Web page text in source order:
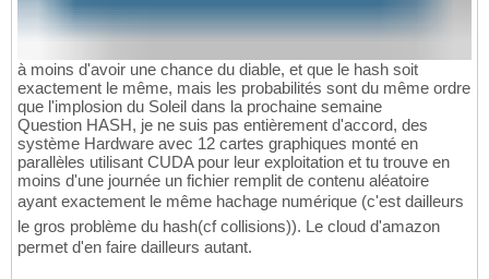
à moins d'avoir une chance du diable, et que le hash soit
exactement le même, mais les probabilités sont du même ordre
que l'implosion du Soleil dans la prochaine semaine
Question HASH, je ne suis pas entièrement d'accord, des
système Hardware avec 12 cartes graphiques monté en
parallèles utilisant CUDA pour leur exploitation et tu trouve en
moins d'une journée un fichier remplit de contenu aléatoire
ayant exactement le même hachage numérique (c'est dailleurs
le gros problème du hash(cf collisions)). Le cloud d'amazon
permet d'en faire dailleurs autant.